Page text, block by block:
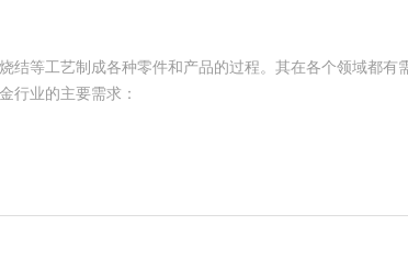
结等工艺制成各种零件和产品的过程。其在各个领域都有
行业的主要需求：